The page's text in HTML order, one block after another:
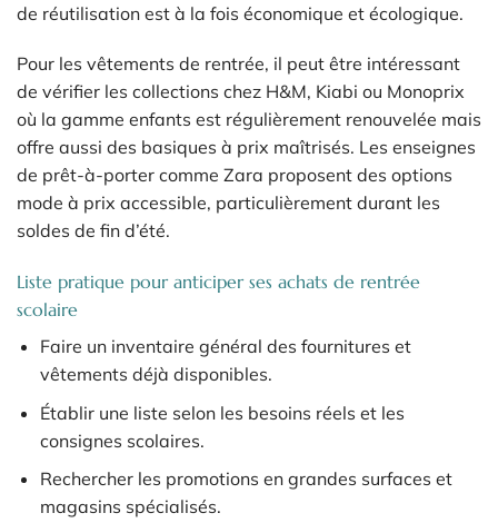
de réutilisation est à la fois économique et écologique.
Pour les vêtements de rentrée, il peut être intéressant
de vérifier les collections chez H&M, Kiabi ou Monoprix
où la gamme enfants est régulièrement renouvelée mais
offre aussi des basiques à prix maîtrisés. Les enseignes
de prêt-à-porter comme Zara proposent des options
mode à prix accessible, particulièrement durant les
soldes de fin d’été.
Liste pratique pour anticiper ses achats de rentrée
scolaire
Faire un inventaire général des fournitures et
vêtements déjà disponibles.
Établir une liste selon les besoins réels et les
consignes scolaires.
Rechercher les promotions en grandes surfaces et
magasins spécialisés.